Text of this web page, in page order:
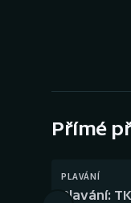
Přímé
PLAVÁNÍ
Plavání: